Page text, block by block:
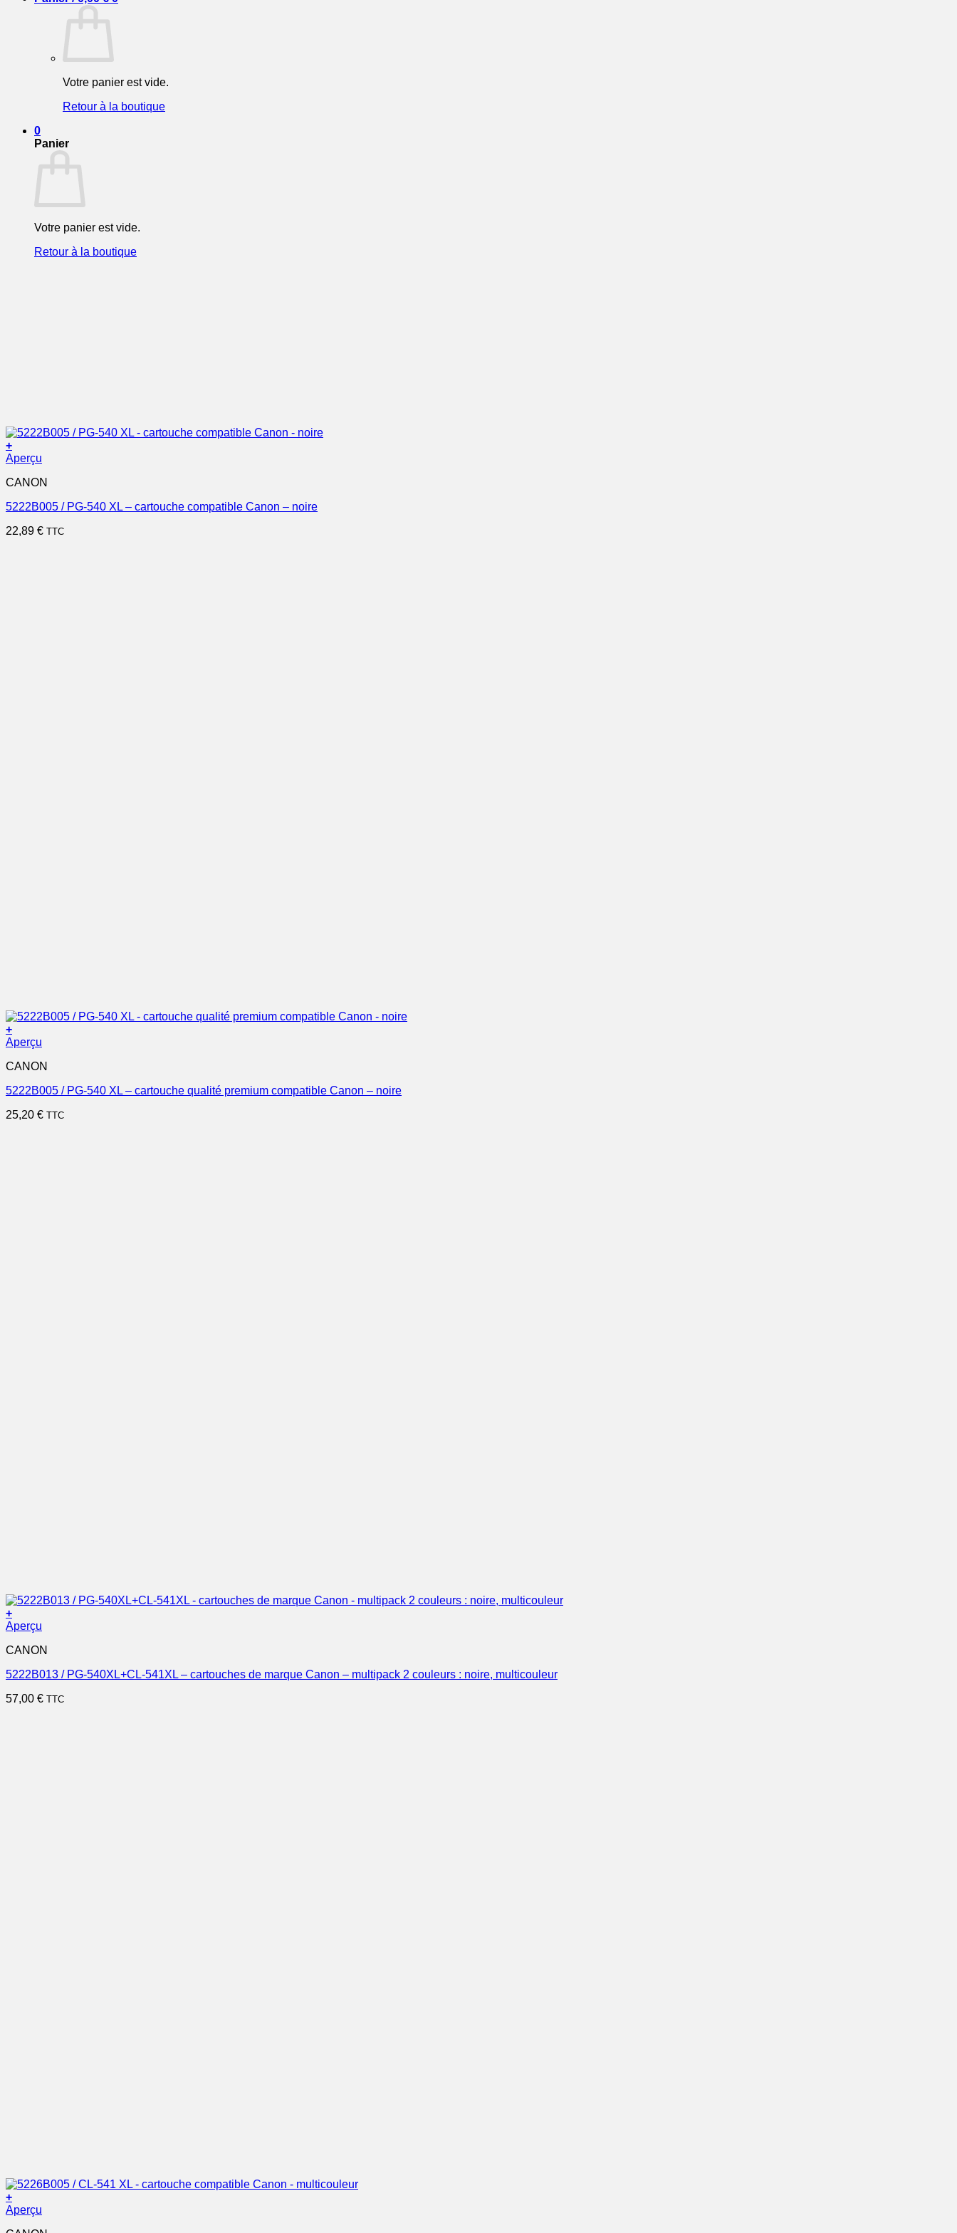
Votre panier est vide.
Retour à la boutique
0
Panier
Votre panier est vide.
Retour à la boutique
+
Aperçu
CANON
5222B005 / PG-540 XL – cartouche compatible Canon – noire
22,89 € TTC
+
Aperçu
CANON
5222B005 / PG-540 XL – cartouche qualité premium compatible Canon – noire
25,20 € TTC
+
Aperçu
CANON
5222B013 / PG-540XL+CL-541XL – cartouches de marque Canon – multipack 2 couleurs : noire, multicouleur
57,00 € TTC
+
Aperçu